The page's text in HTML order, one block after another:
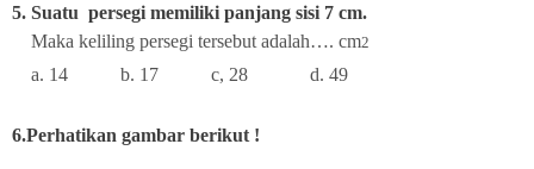
5. Suatu persegi memiliki panjang sisi 7 cm.
Maka keliling persegi tersebut adalah…. cm2
a. 14 b. 17 c, 28 d. 49
6.Perhatikan gambar berikut !